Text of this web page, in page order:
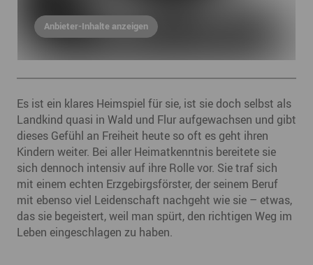
Anbieter-Inhalte anzeigen
Es ist ein klares Heimspiel für sie, ist sie doch selbst als
Landkind quasi in Wald und Flur aufgewachsen und gibt
dieses Gefühl an Freiheit heute so oft es geht ihren
Kindern weiter. Bei aller Heimatkenntnis bereitete sie
sich dennoch intensiv auf ihre Rolle vor. Sie traf sich
mit einem echten Erzgebirgsförster, der seinem Beruf
mit ebenso viel Leidenschaft nachgeht wie sie – etwas,
das sie begeistert, weil man spürt, den richtigen Weg im
Leben eingeschlagen zu haben.